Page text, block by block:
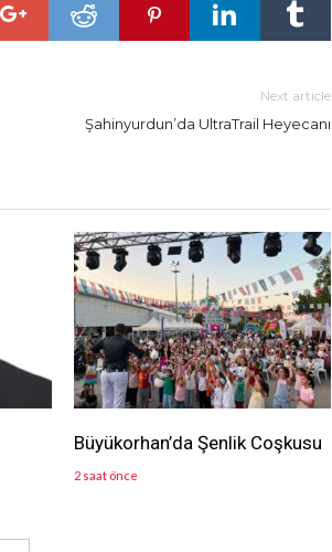
Next article
Şahinyurdun’da UltraTrail Heyecanı
Büyükorhan’da Şenlik Coşkusu
2 saat önce